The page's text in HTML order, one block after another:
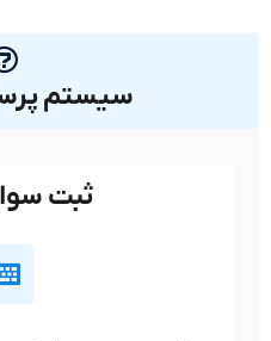
سیستم
ثبت